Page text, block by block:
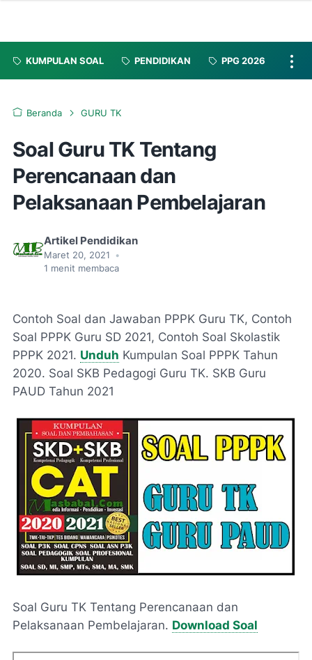
KUMPULAN SOAL PENDIDIKAN PPG 2026
Beranda GURU TK
Soal Guru TK Tentang
Perencanaan dan
Pelaksanaan Pembelajaran
Artikel Pendidikan
Maret 20, 2021
•
1 menit membaca
Contoh Soal dan Jawaban PPPK Guru TK, Contoh
Soal PPPK Guru SD 2021, Contoh Soal Skolastik
PPPK 2021. Unduh Kumpulan Soal PPPK Tahun
2020. Soal SKB Pedagogi Guru TK. SKB Guru
PAUD Tahun 2021
Soal Guru TK Tentang Perencanaan dan
Pelaksanaan Pembelajaran. Download Soal